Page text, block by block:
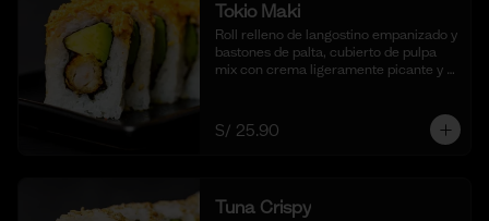
Tokio Maki
Roll relleno de langostino empanizado y
bastones de palta, cubierto de pulpa
mix con crema ligeramente picante y
S/ 25.90
Tuna Crispy